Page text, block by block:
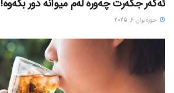
ئەگەر جگەرت چەورە لەم میوانە دور بکەوە!
حوزه‌یران 6, 2025